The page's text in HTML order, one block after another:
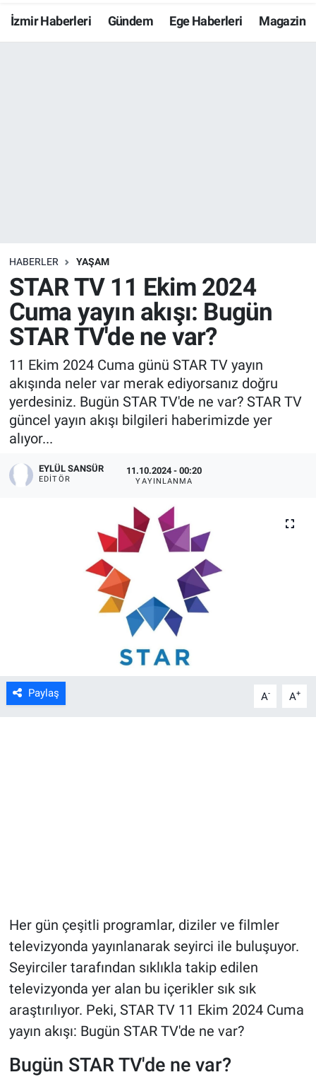
İzmir Haberleri Gündem Ege Haberleri Magazin
HABERLER YAŞAM
STAR TV 11 Ekim 2024
Cuma yayın akışı: Bugün
STAR TV'de ne var?
11 Ekim 2024 Cuma günü STAR TV yayın
akışında neler var merak ediyorsanız doğru
yerdesiniz. Bugün STAR TV'de ne var? STAR TV
güncel yayın akışı bilgileri haberimizde yer
alıyor...
EYLÜL SANSÜR
EDITÖR
11.10.2024 - 00:20
YAYINLANMA
Paylaş A- A+
Her gün çeşitli programlar, diziler ve filmler
televizyonda yayınlanarak seyirci ile buluşuyor.
Seyirciler tarafından sıklıkla takip edilen
televizyonda yer alan bu içerikler sık sık
araştırılıyor. Peki, STAR TV 11 Ekim 2024 Cuma
yayın akışı: Bugün STAR TV'de ne var?
Bugün STAR TV'de ne var?
Resmi İlanlar